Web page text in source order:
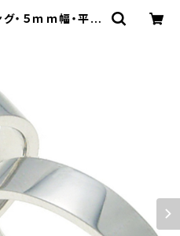
・５ｍｍ幅・平打